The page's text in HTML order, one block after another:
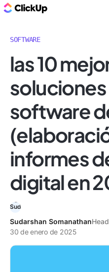
SOFTWARE
las 10
software
informes
digital en
Sudarshan Somanathan
30 de enero de 2025